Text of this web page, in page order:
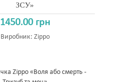
ЗСУ»
1450.00 грн
Виробник: Zippo